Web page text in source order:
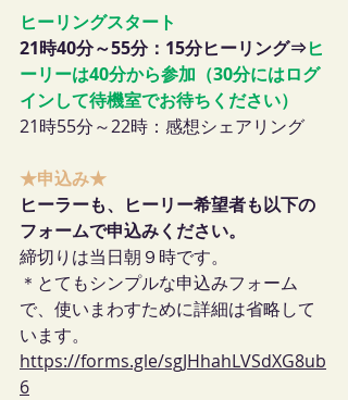
ヒーリングスタート
21時40分～55分：15分ヒーリング⇒ヒ
ーリーは40分から参加（30分にはログ
インして待機室でお待ちください）
21時55分～22時：感想シェアリング
★申込み★
ヒーラーも、ヒーリー希望者も以下の
フォームで申込みください。
締切りは当日朝９時です。
＊とてもシンプルな申込みフォーム
で、使いまわすために詳細は省略して
います。
https://forms.gle/sgJHhahLVSdXG8ub
6